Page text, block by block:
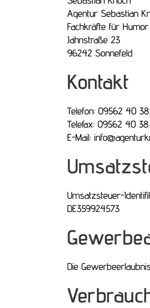
Agentur Sebastian
Fachkräfte für Humor
Jahnstraße 23
96242 Sonnefeld
Kontakt
Telefon: 09562 40 38
Telefax: 09562 40
E-Mail:
Umsatzsteuer-
DE359924573
Die